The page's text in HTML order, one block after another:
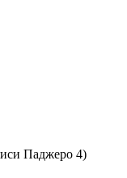
Паджеро 4)